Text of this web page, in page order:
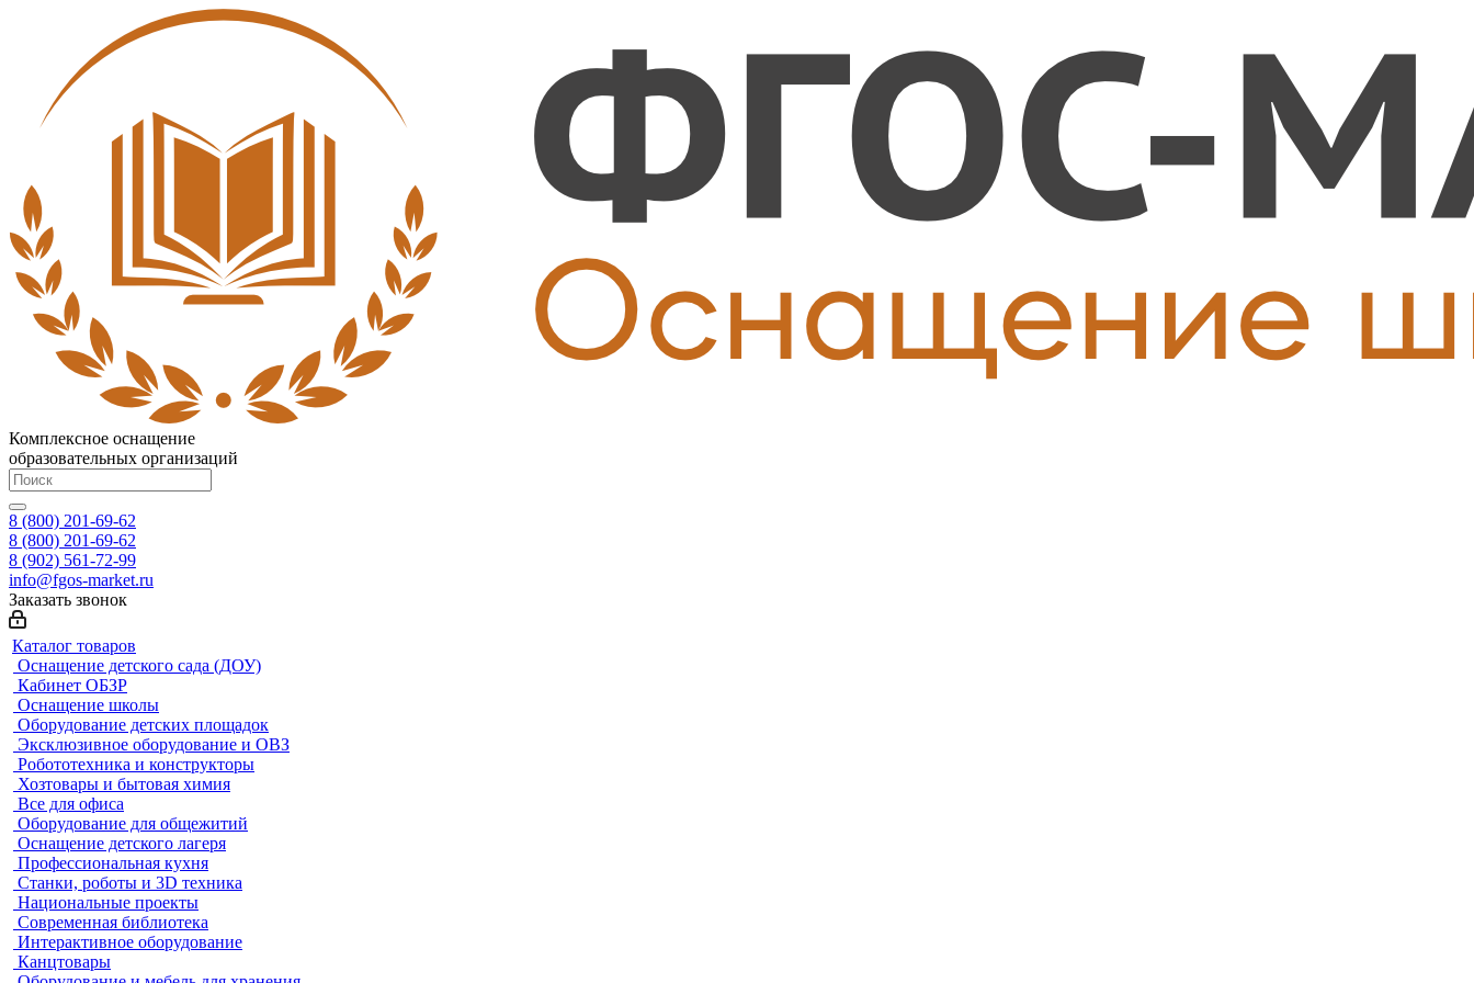
Комплексное оснащение
образовательных организаций
8 (800) 201-69-62
8 (800) 201-69-62
8 (902) 561-72-99
info@fgos-market.ru
Заказать звонок
Каталог товаров
Оснащение детского сада (ДОУ)
Кабинет ОБЗР
Оснащение школы
Оборудование детских площадок
Эксклюзивное оборудование и ОВЗ
Робототехника и конструкторы
Хозтовары и бытовая химия
Все для офиса
Оборудование для общежитий
Оснащение детского лагеря
Профессиональная кухня
Станки, роботы и 3D техника
Национальные проекты
Современная библиотека
Интерактивное оборудование
Канцтовары